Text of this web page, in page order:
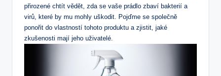
přirozené chtít vědět, zda se vaše prádlo zbaví bakterií a
virů, které by mu mohly uškodit. Pojďme se společně
ponořit do vlastností tohoto produktu a zjistit, jaké
zkušenosti mají jeho uživatelé.